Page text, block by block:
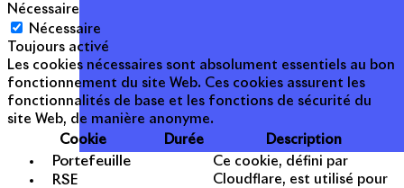
Portefeuille
RSE
Nécessaire
Nécessaire
Toujours activé
Les cookies nécessaires sont absolument essentiels au bon
fonctionnement du site Web. Ces cookies assurent les
fonctionnalités de base et les fonctions de sécurité du
site Web, de manière anonyme.
Cookie
Durée Description
Ce cookie, défini par
Cloudflare, est utilisé pour